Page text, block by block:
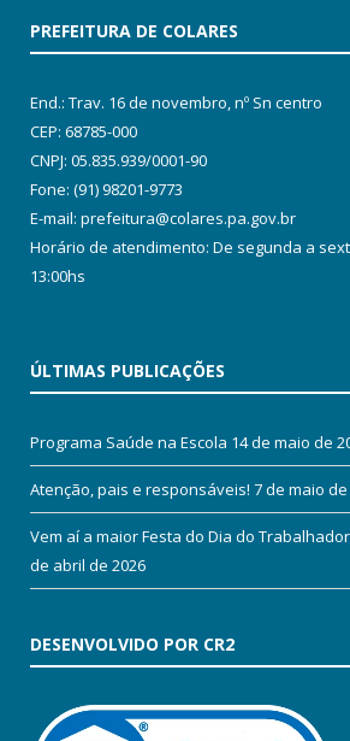
PREFEITURA DE COLARES
End.: Trav. 16 de novembro, nº Sn centro
CEP: 68785-000
CNPJ: 05.835.939/0001-90
Fone: (91) 98201-9773
E-mail: prefeitura@colares.pa.gov.br
Horário de atendimento: De segunda a
13:00hs
ÚLTIMAS PUBLICAÇÕES
Programa Saúde na Escola 14 de maio de
Atenção, pais e responsáveis! 7 de maio de
Vem aí a maior Festa do Dia do
de abril de 2026
DESENVOLVIDO POR CR2